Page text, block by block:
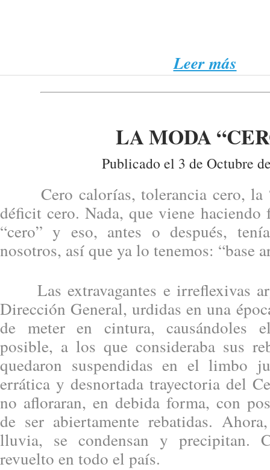
Leer más
LA MODA
Publicado el 3 de Octubre
Cero calorías, tolerancia cero, la
déficit cero. Nada, que viene
“cero” y eso, antes o después,
nosotros, así que ya lo tenemos: “base
Las extravagantes e irreflexivas
Dirección General, urdidas en una
de meter en cintura, causándoles
posible, a los que consideraba sus
quedaron suspendidas en el limbo
errática y desnortada trayectoria del
no afloraran, en debida forma, con
de ser abiertamente rebatidas.
lluvia, se condensan y precipitan.
revuelto en todo el país.